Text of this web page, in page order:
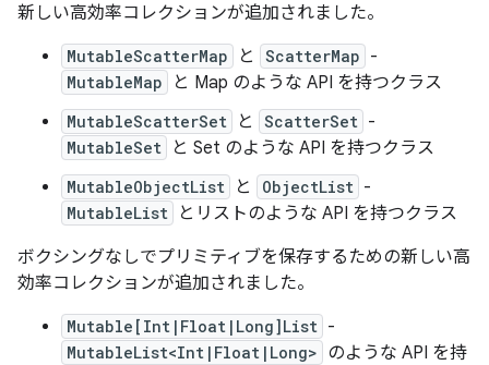
新しい高効率コレクションが追加されました。
MutableScatterMap と ScatterMap -
MutableMap と Map のような API を持つクラス
MutableScatterSet と ScatterSet -
MutableSet と Set のような API を持つクラス
MutableObjectList と ObjectList -
MutableList
とリストのような API を持つクラス
ボクシングなしでプリミティブを保存するための新しい高
効率コレクションが追加されました。
Mutable[Int|Float|Long]List -
MutableList<Int|Float|Long> のような API を持